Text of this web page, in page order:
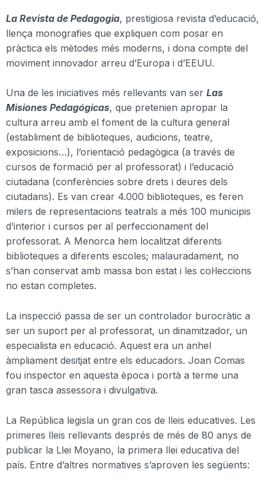
La Revista de Pedagogia, prestigiosa revista d’educació,
llença monografies que expliquen com posar en
pràctica els mètodes més moderns, i dona compte del
moviment innovador arreu d’Europa i d’EEUU.
Una de les iniciatives més rellevants van ser Las
Misiones Pedagógicas, que pretenien apropar la
cultura arreu amb el foment de la cultura general
(establiment de biblioteques, audicions, teatre,
exposicions…), l’orientació pedagògica (a través de
cursos de formació per al professorat) i l’educació
ciutadana (conferències sobre drets i deures dels
ciutadans). Es van crear 4.000 biblioteques, es feren
milers de representacions teatrals a més 100 municipis
d’interior i cursos per al perfeccionament del
professorat. A Menorca hem localitzat diferents
biblioteques a diferents escoles; malauradament, no
s’han conservat amb massa bon estat i les col·leccions
no estan completes.
La inspecció passa de ser un controlador burocràtic a
ser un suport per al professorat, un dinamitzador, un
especialista en educació. Aquest era un anhel
àmpliament desitjat entre els educadors. Joan Comas
fou inspector en aquesta època i portà a terme una
gran tasca assessora i divulgativa.
La República legisla un gran cos de lleis educatives. Les
primeres lleis rellevants després de més de 80 anys de
publicar la Llei Moyano, la primera llei educativa del
país. Entre d’altres normatives s’aproven les següents: